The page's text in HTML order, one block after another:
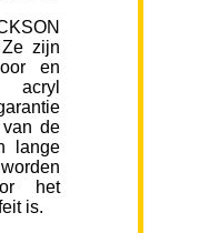
zijn
en
acryl
de
lange
het
is.